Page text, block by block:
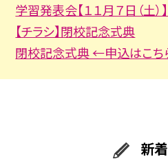
学習発表会【１１月７日（土）
【チラシ】閉校記念式典
閉校記念式典 ←申込はこち
新